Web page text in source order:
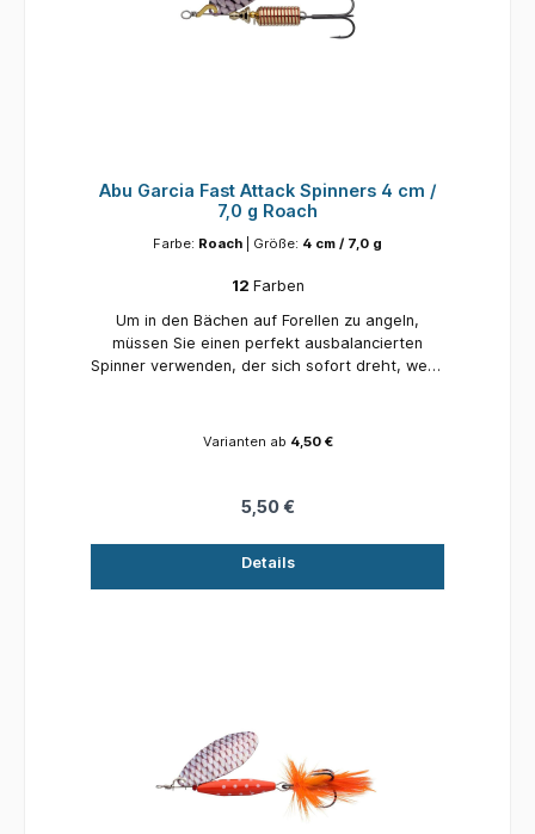
Abu Garcia Fast Attack Spinners 4 cm /
7,0 g Roach
Farbe: Roach | Größe: 4 cm / 7,0 g
12 Farben
Um in den Bächen auf Forellen zu angeln,
müssen Sie einen perfekt ausbalancierten
Spinner verwenden, der sich sofort dreht, wenn
und Zuverlässigkeit. Perfekt ausbalancierter
4,5 g / # 6 / 0,5 - 2,5 m Größe 4 / 7,0 g / # 6 /
Varianten ab 4,50 €
5,50 €
Details